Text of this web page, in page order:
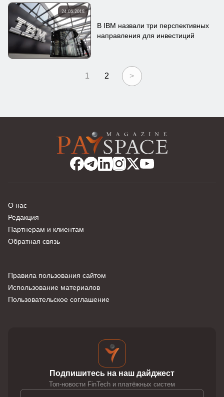
24.05.2018
В IBM назвали три перспективных
направления для инвестиций
1 2 >
О нас
Редакция
Партнерам и клиентам
Обратная связь
Правила пользования сайтом
Использование материалов
Пользовательское соглашение
Подпишитесь на наш дайджест
Топ-новости FinTech и платёжных систем